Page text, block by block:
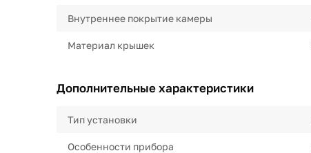
Внутреннее покрытие камеры
Материал крышек
Дополнительные характеристики
Тип установки
Особенности прибора